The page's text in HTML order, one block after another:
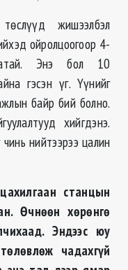
жишээлбэл
ойролцоогоор 4-
Энэ бол 10
гэсэн үг. Үүнийг
байр бий болно.
хийгдэнэ.
нийтээрээ цалин
станцын
Өчнөөн хөрөнгө
Эндээс юу
чадахгүй